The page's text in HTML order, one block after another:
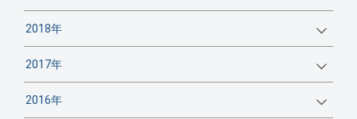
2018年
2017年
2016年